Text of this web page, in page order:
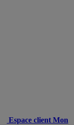
Espace client Mon